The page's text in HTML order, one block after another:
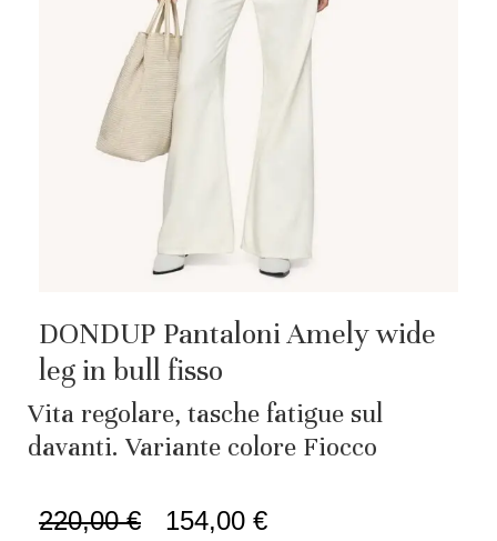
DONDUP Pantaloni Amely wide
leg in bull fisso
Vita regolare, tasche fatigue sul
davanti. Variante colore Fiocco
220,00€ 154,00 €